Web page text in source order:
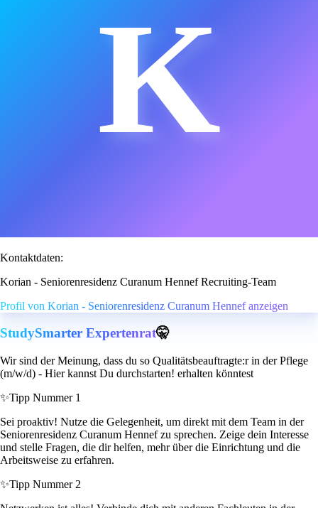
K
Kontaktdaten:
Korian - Seniorenresidenz Curanum Hennef Recruiting-Team
Profil von Korian - Seniorenresidenz Curanum Hennef anzeigen
StudySmarter Expertenrat🤫
Wir sind der Meinung, dass du so Qualitätsbeauftragte:r in der Pflege
(m/w/d) - Hier kannst Du durchstarten! erhalten könntest
✨Tipp Nummer 1
Sei proaktiv! Nutze die Gelegenheit, um direkt mit dem Team in der
Seniorenresidenz Curanum Hennef zu sprechen. Zeige dein Interesse
und stelle Fragen, die dir helfen, mehr über die Einrichtung und die
Arbeitsweise zu erfahren.
✨Tipp Nummer 2